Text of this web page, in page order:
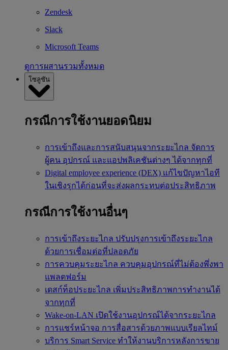
Zendesk
Slack
Microsoft Teams
ดูการผสานรวมทั้งหมด
โซลูชัน
กรณีการใช้งานยอดนิยม
การเข้าถึงและการสนับสนุนจากระยะไกล จัดการ
ผู้คน อุปกรณ์ และแอปพลิเคชันต่างๆ ได้จากทุกที่
Digital employee experience (DEX) แก้ไขปัญหาไอที
ในเชิงรุกได้ก่อนที่จะส่งผลกระทบต่อประสิทธิภาพ
กรณีการใช้งานอื่นๆ
การเข้าถึงระยะไกล ปรับปรุงการเข้าถึงระยะไกล
ด้วยการเชื่อมต่อที่ปลอดภัย
การควบคุมระยะไกล ควบคุมอุปกรณ์ที่ไม่ต้องพึ่งพา
แพลตฟอร์ม
เดสก์ท็อประยะไกล เพิ่มประสิทธิภาพการทำงานได้
จากทุกที่
Wake-on-LAN เปิดใช้งานอุปกรณ์ได้จากระยะไกล
การแชร์หน้าจอ การสื่อสารด้วยภาพแบบเรียลไทม์
บริการ Smart Service ทำให้งานบริการหลังการขาย